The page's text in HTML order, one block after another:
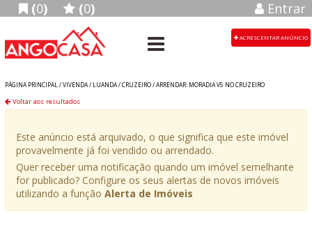
(0) (0) Entrar
ACRESCENTAR ANÚNCIO
PÁGINA PRINCIPAL /VIVENDA/ LUANDA/CRUZEIRO/ARRENDAR: MORADIA V5 NO CRUZEIRO
Voltar aos resultados
Este anúncio está arquivado, o que significa que este imóvel
provavelmente já foi vendido ou arrendado.
Quer receber uma notificação quando um imóvel semelhante
for publicado? Configure os seus alertas de novos imóveis
utilizando a função Alerta de Imóveis